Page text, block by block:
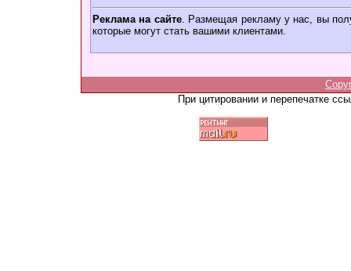
Реклама на сайте. Размещая рекламу у нас, вы
которые могут стать вашими клиентами.
При цитировании и перепечатке